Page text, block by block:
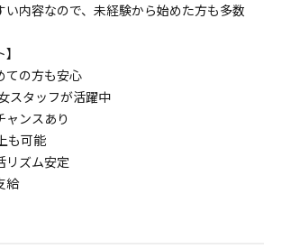
い内容なので、未経験から始めた方も多数
ての方も安心
スタッフが活躍中
ャンスあり
も可能
リズム安定
給